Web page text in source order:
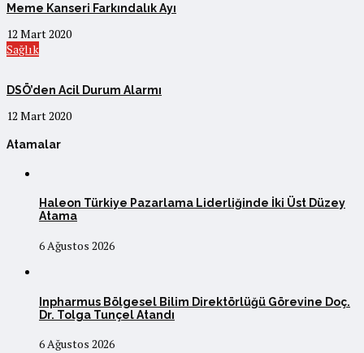
Meme Kanseri Farkındalık Ayı
12 Mart 2020
Sağlık
DSÖ’den Acil Durum Alarmı
12 Mart 2020
Atamalar
Haleon Türkiye Pazarlama Liderliğinde İki Üst Düzey
Atama
6 Ağustos 2026
Inpharmus Bölgesel Bilim Direktörlüğü Görevine Doç.
Dr. Tolga Tunçel Atandı
6 Ağustos 2026